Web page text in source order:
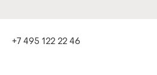
+7 495 122 22 46